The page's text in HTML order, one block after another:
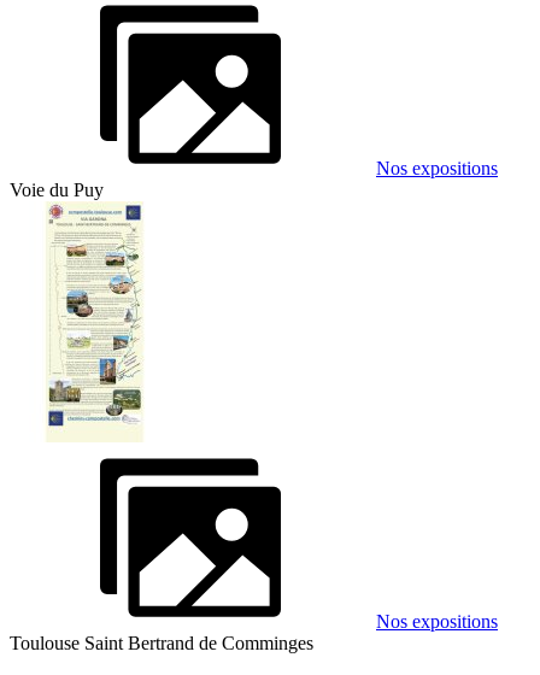
Nos expositions
Voie du Puy
Nos expositions
Toulouse Saint Bertrand de Comminges